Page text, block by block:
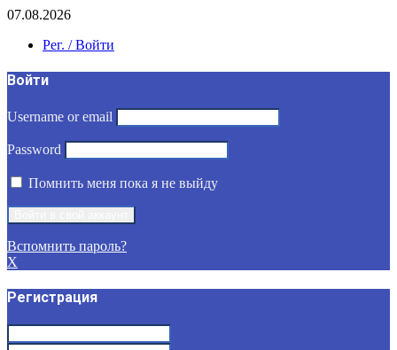
07.08.2026
Рег. / Войти
Войти
Username or email
Password
Помнить меня пока я не выйду
Вспомнить пароль?
X
Регистрация